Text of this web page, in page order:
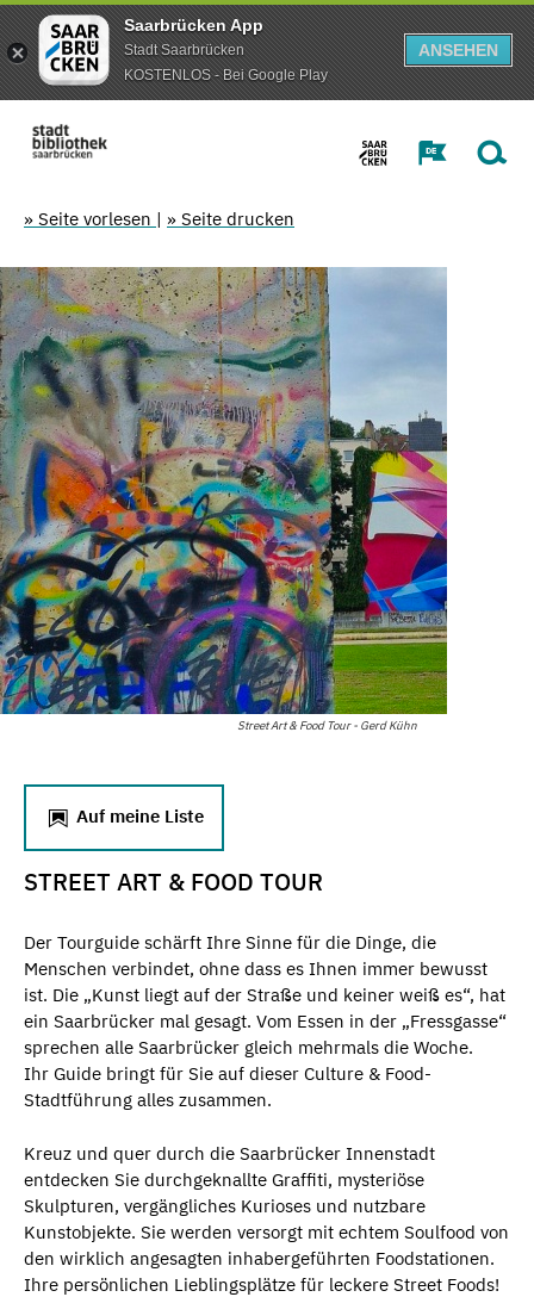
Saarbrücken App
Stadt Saarbrücken
KOSTENLOS - Bei Google Play
ANSEHEN
» Seite vorlesen | » Seite drucken
Street Art & Food Tour - Gerd Kühn
Auf meine Liste
STREET ART & FOOD TOUR
Der Tourguide schärft Ihre Sinne für die Dinge, die
Menschen verbindet, ohne dass es Ihnen immer bewusst
ist. Die „Kunst liegt auf der Straße und keiner weiß es“, hat
ein Saarbrücker mal gesagt. Vom Essen in der „Fressgasse“
sprechen alle Saarbrücker gleich mehrmals die Woche.
Ihr Guide bringt für Sie auf dieser Culture & Food-
Stadtführung alles zusammen.
Kreuz und quer durch die Saarbrücker Innenstadt
entdecken Sie durchgeknallte Graffiti, mysteriöse
Skulpturen, vergängliches Kurioses und nutzbare
Kunstobjekte. Sie werden versorgt mit echtem Soulfood von
den wirklich angesagten inhabergeführten Foodstationen.
Ihre persönlichen Lieblingsplätze für leckere Street Foods!